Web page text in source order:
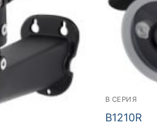
B СЕРИЯ
B1210R